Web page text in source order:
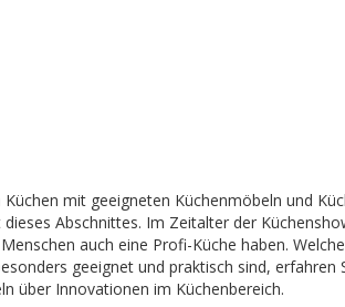
mit geeigneten Küchenmöbeln und
Abschnittes. Im Zeitalter der
auch eine Profi-Küche haben.
geeignet und praktisch sind, erfahren
über Innovationen im Küchenbereich.